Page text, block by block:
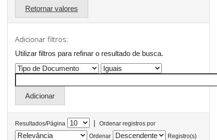
Retornar valores
Adicionar filtros:
Utilizar filtros para refinar o resultado de busca.
Resultados/Página |
Ordenar registros por
Ordenar
Registro(s)